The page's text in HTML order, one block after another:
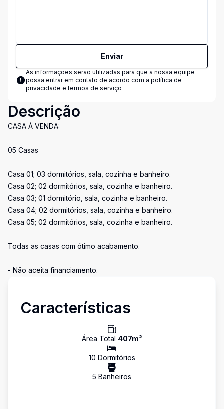
Enviar
As informações serão utilizadas para que a nossa equipe
possa entrar em contato de acordo com a política de
privacidade e termos de serviço
Descrição
CASA Á VENDA:
05 Casas
Casa 01; 03 dormitórios, sala, cozinha e banheiro.
Casa 02; 02 dormitórios, sala, cozinha e banheiro.
Casa 03; 01 dormitório, sala, cozinha e banheiro.
Casa 04; 02 dormitórios, sala, cozinha e banheiro.
Casa 05; 02 dormitórios, sala, cozinha e banheiro.
Todas as casas com ótimo acabamento.
- Não aceita financiamento.
Características
Área Total 407m²
10 Dormitórios
5 Banheiros